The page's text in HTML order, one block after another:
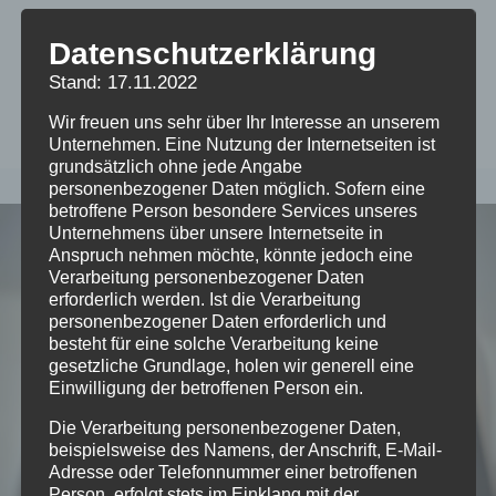
loh-orchetser
Datenschutzerklärung
Stand: 17.11.2022
Wir freuen uns sehr über Ihr Interesse an unserem
Unternehmen. Eine Nutzung der Internetseiten ist
grundsätzlich ohne jede Angabe
personenbezogener Daten möglich. Sofern eine
betroffene Person besondere Services unseres
Unternehmens über unsere Internetseite in
Anspruch nehmen möchte, könnte jedoch eine
Verarbeitung personenbezogener Daten
erforderlich werden. Ist die Verarbeitung
personenbezogener Daten erforderlich und
besteht für eine solche Verarbeitung keine
gesetzliche Grundlage, holen wir generell eine
Einwilligung der betroffenen Person ein.
Die Verarbeitung personenbezogener Daten,
beispielsweise des Namens, der Anschrift, E-Mail-
Adresse oder Telefonnummer einer betroffenen